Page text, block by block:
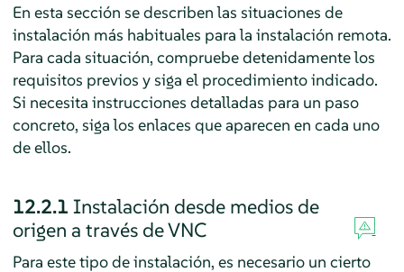
En esta sección se describen las situaciones de
instalación más habituales para la instalación remota.
Para cada situación, compruebe detenidamente los
requisitos previos y siga el procedimiento indicado.
Si necesita instrucciones detalladas para un paso
concreto, siga los enlaces que aparecen en cada uno
de ellos.
12.2.1 Instalación desde medios de
origen a través de VNC
Para este tipo de instalación, es necesario un cierto